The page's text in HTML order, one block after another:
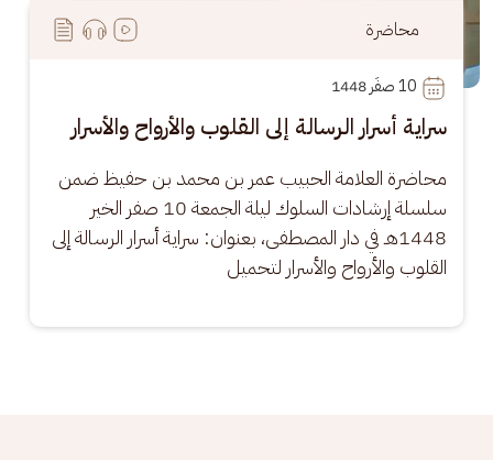
محاضرة
10
سراية أسرار الرسالة إلى القلوب والأرواح والأسرار
محاضرة العلامة الحبيب عمر بن محمد بن حفيظ ضمن
سلسلة إرشادات السلوك ليلة الجمعة 10 صفر الخير
1448هـ في دار المصطفى، بعنوان: سراية أسرار الرسالة إلى
القلوب والأرواح والأسرار لتحميل